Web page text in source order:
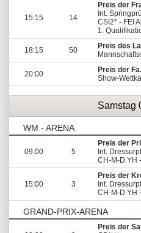
15:15 14
Preis der
Int.
CSI2* - FEI
1.
18:15 50
Preis des
20:00
Preis der
Show-
Samstag
WM - ARENA
09:00 5
Preis der
Int.
CH-M-D YH
15:00 3
Preis der
Int.
CH-M-D YH
GRAND-PRIX-ARENA
Preis der